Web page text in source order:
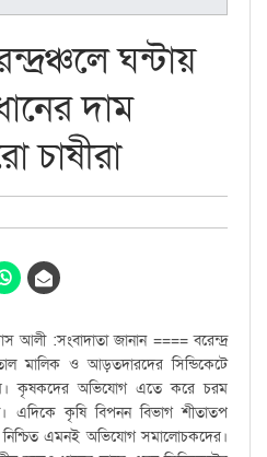
ঘন্টায়
দাম
চাষীরা
আলী :সংবাদাতা জানান ==== বরেন্দ্র
মালিক ও আড়তদারদের সিন্ডিকেটে
কৃষকদের অভিযোগ এতে করে চরম
এদিকে কৃষি বিপনন বিভাগ শীতাতপ
নিশ্চিত এমনই অভিযোগ সমালোচকদের।